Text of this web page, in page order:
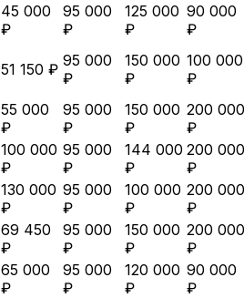
45 000
₽
95 000
₽
125 000
₽
90 000
₽
51 150 ₽ 95 000
₽
150 000
₽
100 000
₽
55 000
₽
95 000
₽
150 000
₽
200 000
₽
100 000
₽
95 000
₽
144 000
₽
200 000
₽
130 000
₽
95 000
₽
100 000
₽
200 000
₽
69 450
₽
95 000
₽
150 000
₽
200 000
₽
65 000
₽
95 000
₽
120 000
₽
90 000
₽